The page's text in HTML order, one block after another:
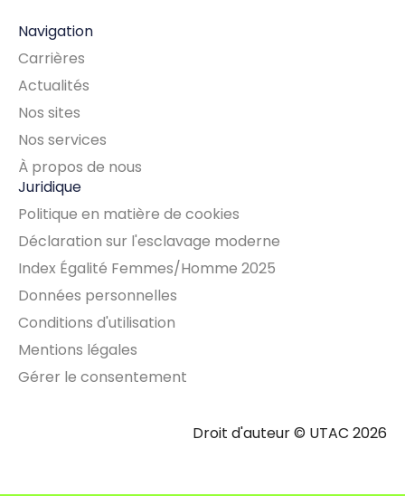
Navigation
Carrières
Actualités
Nos sites
Nos services
À propos de nous
Juridique
Politique en matière de cookies
Déclaration sur l'esclavage moderne
Index Égalité Femmes/Homme 2025
Données personnelles
Conditions d'utilisation
Mentions légales
Gérer le consentement
Droit d'auteur © UTAC 2026